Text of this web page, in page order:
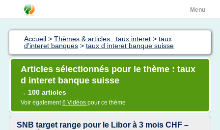
Menu
Accueil > Thèmes & articles : taux interet > taux
d'interet banques > taux d interet banque suisse
Articles sélectionnés pour le thème : taux
d interet banque suisse
→ 100 articles
Voir également6 Vidéos pour ce thème
SNB target range pour le Libor à 3 mois CHF –